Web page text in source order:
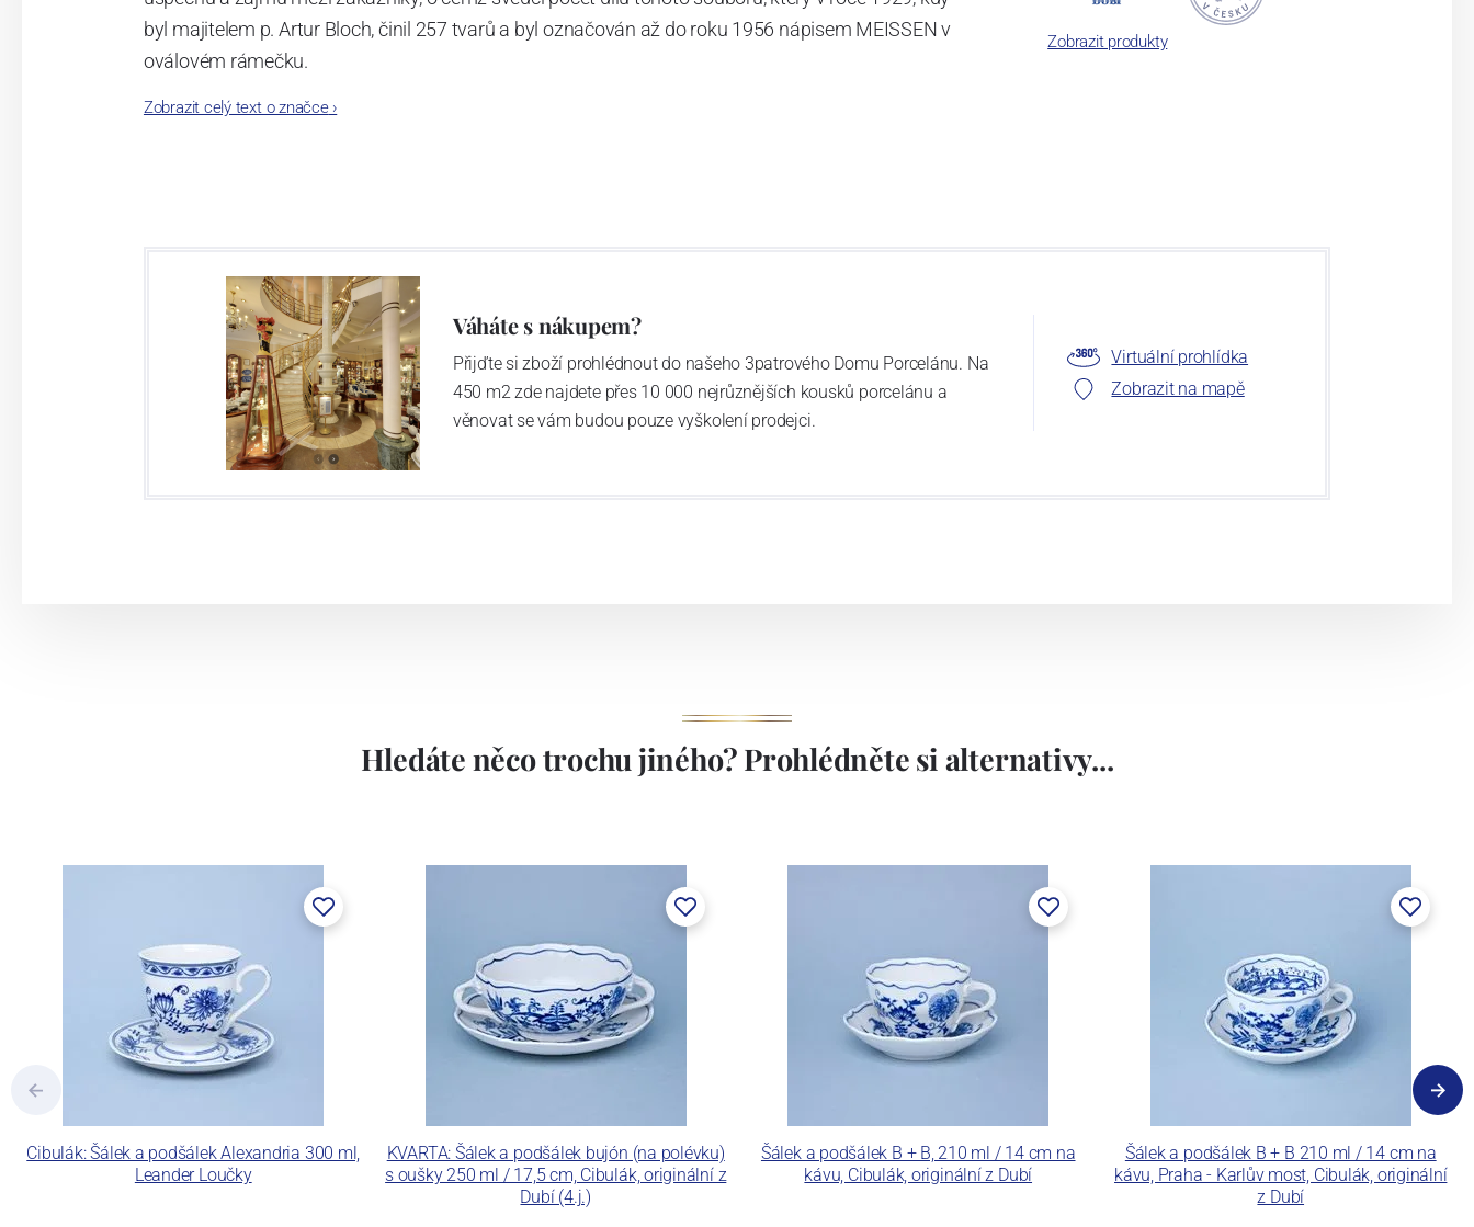
byl majitelem p. Artur Bloch, činil 257 tvarů a byl označován až do roku 1956 nápisem MEISSEN v
oválovém rámečku.
Dnes, kdy čtete tento úvod, nese firma název
Zobrazit celý text o značce›
Zobrazit produkty
Váháte s nákupem?
Přijďte si zboží prohlédnout do našeho 3patrového Domu Porcelánu. Na
450 m2 zde najdete přes 10 000 nejrůznějších kousků porcelánu a
věnovat se vám budou pouze vyškolení prodejci.
Virtuální prohlídka
Zobrazit na mapě
Hledáte něco trochu jiného? Prohlédněte si alternativy...
Cibulák: Šálek a podšálek Alexandria 300 ml,
Leander Loučky
KVARTA: Šálek a podšálek bujón (na polévku)
s oušky 250 ml / 17,5 cm, Cibulák, originální z
Dubí (4.j.)
Šálek a podšálek B + B, 210 ml / 14 cm na
kávu, Cibulák, originální z Dubí
Šálek a podšálek B + B 210 ml / 14 cm na
kávu, Praha - Karlův most, Cibulák, originální
z Dubí